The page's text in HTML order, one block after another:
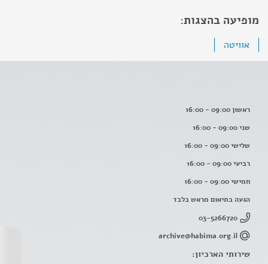
מופיעה בהצגות:
אוויטה
ראשון 09:00 - 16:00
שני 09:00 - 16:00
שלישי 09:00 - 16:00
רביעי 09:00 - 16:00
חמישי 09:00 - 16:00
הגעה בתיאום מראש בלבד
03-5266720
archive@habima.org.il
שירותי הארכיון: